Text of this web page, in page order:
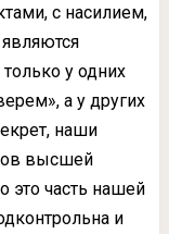
с насилием,
у одних
а у других
наши
высшей
это часть нашей
и